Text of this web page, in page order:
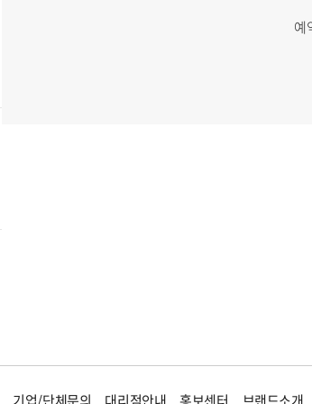
예
기업/단체문의 대리점안내 홍보센터 브랜드소개